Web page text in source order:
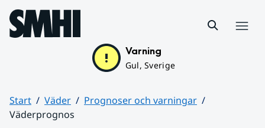
Hoppa till sidans innehåll
Varning
Gul, Sverige
Start Väder
Prognoser och varningar
Väderprognos